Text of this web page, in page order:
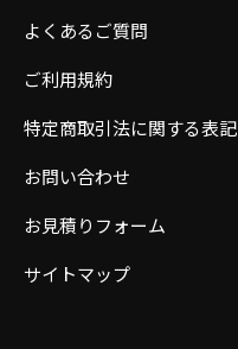
よくあるご質問
ご利用規約
特定商取引法に関する表記
お問い合わせ
お見積りフォーム
サイトマップ